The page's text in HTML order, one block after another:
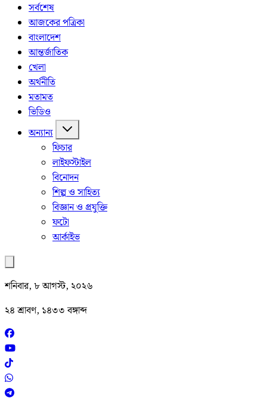
সর্বশেষ
আজকের পত্রিকা
বাংলাদেশ
আন্তর্জাতিক
খেলা
অর্থনীতি
মতামত
ভিডিও
অন্যান্য
ফিচার
লাইফস্টাইল
বিনোদন
শিল্প ও সাহিত্য
বিজ্ঞান ও প্রযুক্তি
ফটো
আর্কাইভ
শনিবার, ৮ আগস্ট, ২০২৬
২৪ শ্রাবণ, ১৪৩৩ বঙ্গাব্দ